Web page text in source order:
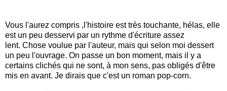
Vous l'aurez compris ,l'histoire est très touchante, hélas, elle
est un peu desservi par un rythme d'écriture assez
lent. Chose voulue par l'auteur, mais qui selon moi dessert
un peu l'ouvrage. On passe un bon moment, mais il y a
certains clichés qui ne sont, à mon sens, pas obligés d'être
mis en avant. Je dirais que c'est un roman pop-corn.